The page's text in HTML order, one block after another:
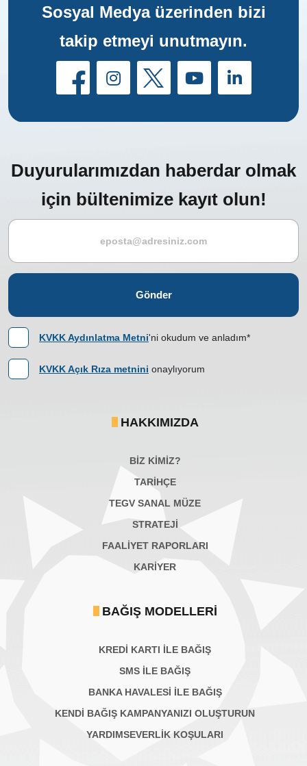
Sosyal Medya üzerinden bizi
takip etmeyi unutmayın.
Duyurularımızdan haberdar olmak
için bültenimize kayıt olun!
Gönder
KVKK Aydınlatma Metni'ni okudum ve anladım*
KVKK Açık Rıza metnini onaylıyorum
HAKKIMIZDA
BİZ KİMİZ?
TARİHÇE
TEGV SANAL MÜZE
STRATEJİ
FAALİYET RAPORLARI
KARIYER
BAĞIŞ MODELLERI
KREDİ KARTI İLE BAĞIŞ
SMS İLE BAĞIŞ
BANKA HAVALESİ İLE BAĞIŞ
KENDİ BAĞIŞ KAMPANYANIZI OLUŞTURUN
YARDIMSEVERLİK KOŞULARI